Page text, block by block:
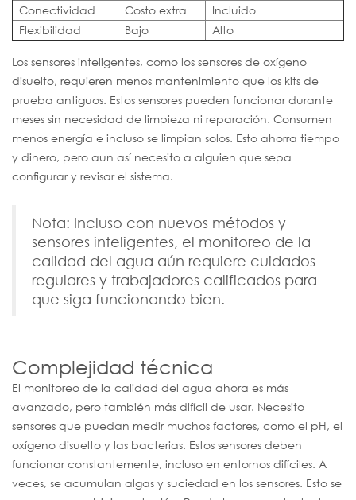
Conectividad
Costo extra
Incluido
Flexibilidad
Bajo Alto
Los sensores inteligentes, como los sensores de oxígeno
disuelto, requieren menos mantenimiento que los kits de
prueba antiguos. Estos sensores pueden funcionar durante
meses sin necesidad de limpieza ni reparación. Consumen
menos energía e incluso se limpian solos. Esto ahorra tiempo
y dinero, pero aun así necesito a alguien que sepa
configurar y revisar el sistema.
Nota: Incluso con nuevos métodos y
sensores inteligentes, el monitoreo de la
calidad del agua aún requiere cuidados
regulares y trabajadores calificados para
que siga funcionando bien.
Complejidad técnica
El monitoreo de la calidad del agua ahora es más
avanzado, pero también más difícil de usar. Necesito
sensores que puedan medir muchos factores, como el pH, el
oxígeno disuelto y las bacterias. Estos sensores deben
funcionar constantemente, incluso en entornos difíciles. A
veces, se acumulan algas y suciedad en los sensores. Esto se